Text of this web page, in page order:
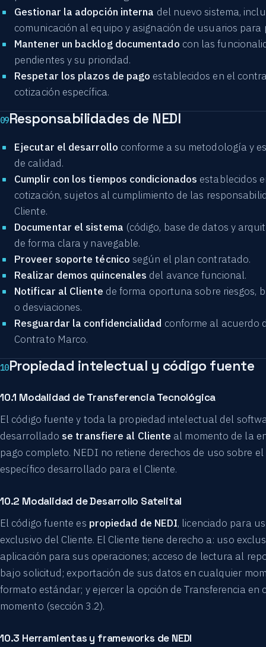
Gestionar la adopción interna del nuevo sistema,
comunicación al equipo y asignación de usuarios para
Mantener un backlog documentado con las
pendientes y su prioridad.
Respetar los plazos de pago establecidos en el
cotización específica.
09Responsabilidades de NEDI
Ejecutar el desarrollo conforme a su metodología y
de calidad.
Cumplir con los tiempos condicionados establecidos
cotización, sujetos al cumplimiento de las
Cliente.
Documentar el sistema (código, base de datos y
de forma clara y navegable.
Proveer soporte técnico según el plan contratado.
Realizar demos quincenales del avance funcional.
Notificar al Cliente de forma oportuna sobre riesgos,
o desviaciones.
Resguardar la confidencialidad conforme al acuerdo
Contrato Marco.
10Propiedad intelectual y código fuente
10.1 Modalidad de Transferencia Tecnológica
El código fuente y toda la propiedad intelectual del
desarrollado se transfiere al Cliente al momento de la
pago completo. NEDI no retiene derechos de uso sobre el
específico desarrollado para el Cliente.
10.2 Modalidad de Desarrollo Satelital
El código fuente es propiedad de NEDI, licenciado para
exclusivo del Cliente. El Cliente tiene derecho a: uso
aplicación para sus operaciones; acceso de lectura al
bajo solicitud; exportación de sus datos en cualquier
formato estándar; y ejercer la opción de Transferencia en
momento (sección 3.2).
10.3 Herramientas y frameworks de NEDI